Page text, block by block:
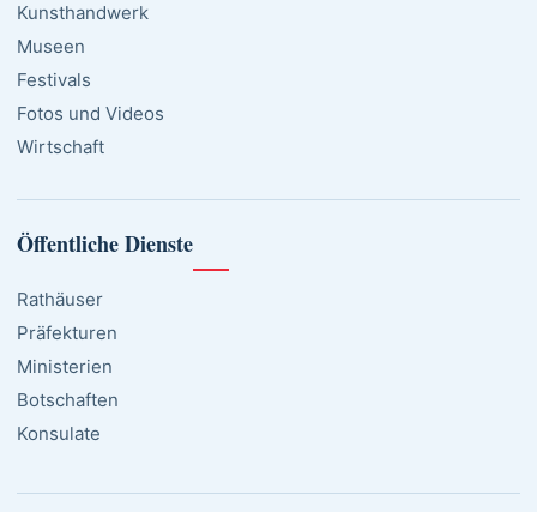
Kunsthandwerk
Museen
Festivals
Fotos und Videos
Wirtschaft
Öffentliche Dienste
Rathäuser
Präfekturen
Ministerien
Botschaften
Konsulate